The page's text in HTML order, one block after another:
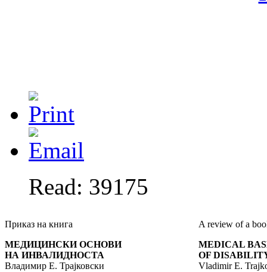
Read: 39175
Приказ на книга
МЕДИЦИНСКИ ОСНОВИ
НА ИНВАЛИДНОСТА
Владимир Е. Трајковски
A review of a
MEDICAL
OF
Vladimir Е.